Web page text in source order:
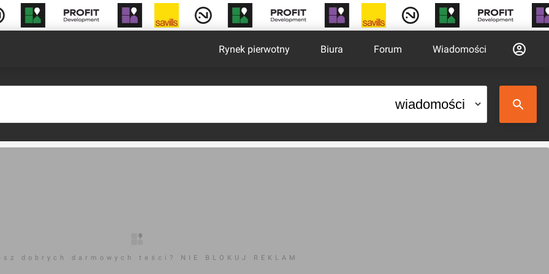
Rynek pierwotny Biura Forum Wiadomości
dobrych darmowych teści? NIE BLOKUJ REKLAM